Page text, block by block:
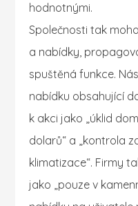
hodnotnými.
Společnosti tak
a nabídky,
spuštěná funkce.
nabídku obsahující
k akci jako „úklid
dolarů“ a „kontrola
klimatizace“. Firmy
jako „pouze v